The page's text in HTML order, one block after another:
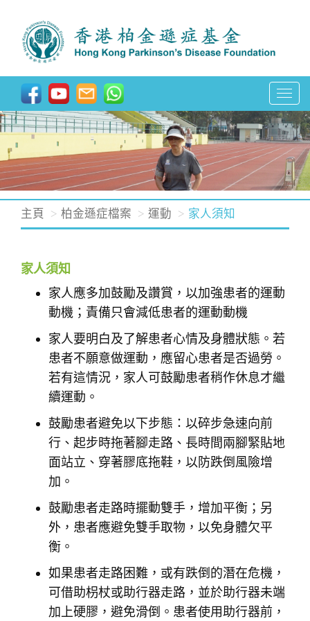
T
o
g
g
l
e
a
i
n
主頁 柏金遜症檔案 運動 家人須知
家人須知
家人應多加鼓勵及讚賞，以加強患者的運動
動機；責備只會減低患者的運動動機
家人要明白及了解患者心情及身體狀態。若
患者不願意做運動，應留心患者是否過勞。
若有這情況，家人可鼓勵患者稍作休息才繼
續運動。
鼓勵患者避免以下步態：以碎步急速向前
行、起步時拖著腳走路、長時間兩腳緊貼地
面站立、穿著膠底拖鞋，以防跌倒風險增
加。
鼓勵患者走路時擺動雙手，增加平衡；另
外，患者應避免雙手取物，以免身體欠平
衡。
如果患者走路困難，或有跌倒的潛在危機，
可借助枴杖或助行器走路，並於助行器未端
加上硬膠，避免滑倒。患者使用助行器前，